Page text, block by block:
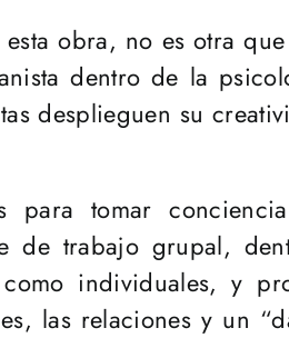
obra, no es otra
dentro de la
desplieguen su
para tomar
de trabajo grupal,
individuales, y
las relaciones y un